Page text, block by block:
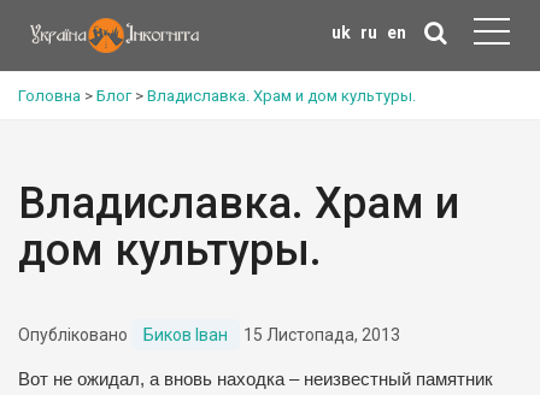
uk ru en
Головна > Блог> Владиславка. Храм и дом культуры.
Владиславка. Храм и
дом культуры.
Опубліковано Биков Іван 15 Листопада, 2013
Вот не ожидал, а вновь находка – неизвестный памятник